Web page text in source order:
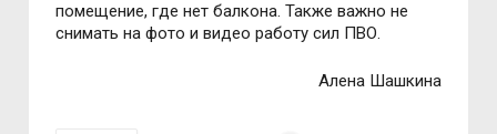
помещение, где нет балкона. Также важно не
снимать на фото и видео работу сил ПВО.
Алена Шашкина